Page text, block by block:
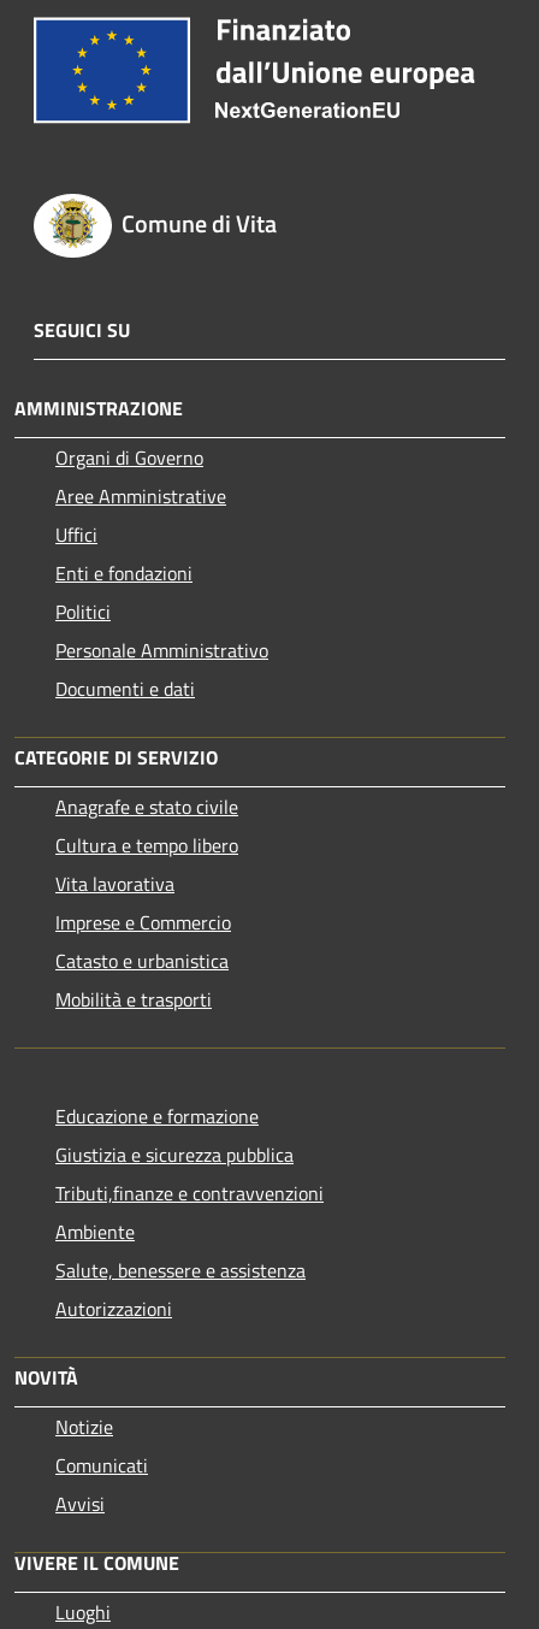
Comune di Vita
SEGUICI SU
AMMINISTRAZIONE
Organi di Governo
Aree Amministrative
Uffici
Enti e fondazioni
Politici
Personale Amministrativo
Documenti e dati
CATEGORIE DI SERVIZIO
Anagrafe e stato civile
Cultura e tempo libero
Vita lavorativa
Imprese e Commercio
Catasto e urbanistica
Mobilità e trasporti
Educazione e formazione
Giustizia e sicurezza pubblica
Tributi,finanze e contravvenzioni
Ambiente
Salute, benessere e assistenza
Autorizzazioni
NOVITÀ
Notizie
Comunicati
Avvisi
VIVERE IL COMUNE
Luoghi